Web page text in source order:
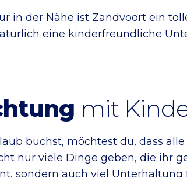
in der Nähe ist Zandvoort ein
eine kinderfreundliche
mit
buchst, möchtest du, dass
nur viele Dinge geben, die ihr
sondern auch viel Unterhaltung